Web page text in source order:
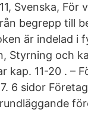
Svenska, För
begrepp till
är indelad i
Styrning och
kap. 11-20 . –
6 sidor